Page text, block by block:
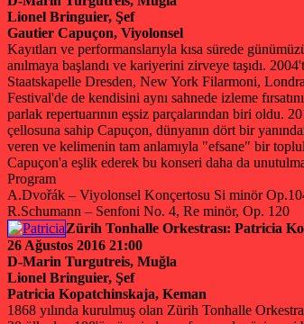
Lionel Bringuier, Şef
Gautier Capuçon, Viyolonsel
Kayıtları ve performanslarıyla kısa sürede
anılmaya başlandı ve kariyerini zirveye taşıdı.
Staatskapelle Dresden, New York Filarmoni,
Festival'de de kendisini aynı sahnede izleme
parlak repertuarının eşsiz parçalarından biri
çellosuna sahip Capuçon, dünyanın dört bir
veren ve kelimenin tam anlamıyla "efsane" bir
Capuçon'a eşlik ederek bu konseri daha da
Program
A.Dvořák – Viyolonsel Konçertosu Si minör
R.Schumann – Senfoni No. 4, Re minör, Op. 120
Zürih Tonhalle Orkestrası: Patricia
26 Ağustos 2016 21:00
D-Marin Turgutreis, Muğla
Lionel Bringuier, Şef
Patricia Kopatchinskaja, Keman
1868 yılında kurulmuş olan Zürih Tonhalle